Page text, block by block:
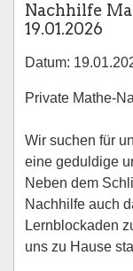
Nachhilfe
19.01.2026
Datum:
Private Mathe-
Wir suchen für
eine geduldige
Neben dem
Nachhilfe auch
Lernblockaden
uns zu Hause